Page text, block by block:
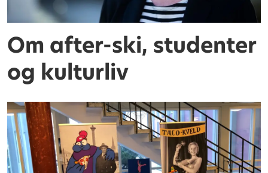
Om after-ski, studenter
og kulturliv